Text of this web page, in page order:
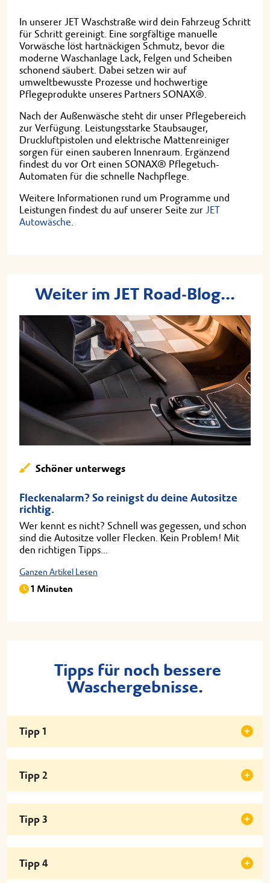
In unserer JET Waschstraße wird dein Fahrzeug Schritt
für Schritt gereinigt. Eine sorgfältige manuelle
Vorwäsche löst hartnäckigen Schmutz, bevor die
moderne Waschanlage Lack, Felgen und Scheiben
schonend säubert. Dabei setzen wir auf
umweltbewusste Prozesse und hochwertige
Pflegeprodukte unseres Partners SONAX®.
Nach der Außenwäsche steht dir unser Pflegebereich
zur Verfügung. Leistungsstarke Staubsauger,
Druckluftpistolen und elektrische Mattenreiniger
sorgen für einen sauberen Innenraum. Ergänzend
findest du vor Ort einen SONAX® Pflegetuch-
Automaten für die schnelle Nachpflege.
Weitere Informationen rund um Programme und
Leistungen findest du auf unserer Seite zur JET
Autowäsche
Weiter im JET Road-Blog...
Schöner unterwegs
Fleckenalarm? So reinigst du deine Autositze
richtig.
Wer kennt es nicht? Schnell was gegessen, und schon
sind die Autositze voller Flecken. Kein Problem! Mit
den richtigen Tipps...
Ganzen Artikel Lesen
1 Minuten
Tipps für noch bessere
Waschergebnisse.
Tipp 1
Tipp 2
Tipp 3
Tipp 4